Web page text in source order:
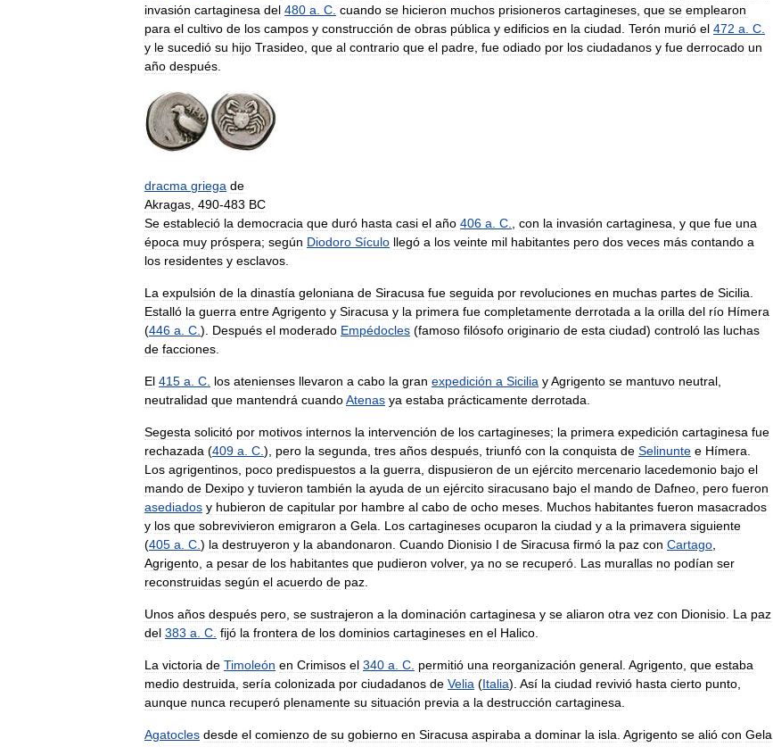
invasión cartaginesa del 480 a C cuando se hicieron muchos prisioneros cartagineses que se emplearon
para el cultivo de los campos y construcción de obras pública y edificios en la ciudad Terón murió el 472 a C
y le sucedió su hijo Trasideo que al contrario que el padre fue odiado por los ciudadanos y fue derrocado un
año después
dracma griega de
Akragas, 490-483 BC
Se estableció la democracia que duró hasta casi el año 406 a. C., con la invasión cartaginesa, y que fue una
época muy próspera; según Diodoro Sículo llegó a los veinte mil habitantes pero dos veces más contando a
los residentes y esclavos.
La expulsión de la dinastía geloniana de Siracusa fue seguida por revoluciones en muchas partes de Sicilia.
Estalló la guerra entreAgrigento y Siracusa y la primera fue completamente derrotada a la orilla del río Hímera
(446 a. C.). Después el moderado Empédocles (famoso filósofo originario de esta ciudad) controló las luchas
de facciones.
El 415 a. C. los atenienses llevaron a cabo la gran expedición a Sicilia yAgrigento se mantuvo neutral,
neutralidad que mantendrá cuandoAtenas ya estaba prácticamente derrotada.
Segesta solicitó por motivos internos la intervención de los cartagineses; la primera expedición cartaginesa fue
rechazada (409 a. C.), pero la segunda, tres años después, triunfó con la conquista de Selinunte e Hímera.
Los agrigentinos, poco predispuestos a la guerra, dispusieron de un ejército mercenario lacedemonio bajo el
mando de Dexipo y tuvieron también la ayuda de un ejército siracusano bajo el mando de Dafneo, pero fueron
asediados y hubieron de capitular por hambre al cabo de ocho meses. Muchos habitantes fueron masacrados
y los que sobrevivieron emigraron a Gela. Los cartagineses ocuparon la ciudad y a la primavera siguiente
(405 a. C.) la destruyeron y la abandonaron. Cuando Dionisio I de Siracusa firmó la paz con Cartago,
Agrigento, a pesar de los habitantes que pudieron volver, ya no se recuperó. Las murallas no podían ser
reconstruidas según el acuerdo de paz.
Unos años después pero, se sustrajeron a la dominación cartaginesa y se aliaron otra vez con Dionisio. La paz
del 383 a. C. fijó la frontera de los dominios cartagineses en el Halico.
La victoria de Timoleón en Crimisos el 340 a. C. permitió una reorganización general. Agrigento, que estaba
medio destruida, sería colonizada por ciudadanos de Velia (Italia). Así la ciudad revivió hasta cierto punto,
aunque nunca recuperó plenamente su situación previa a la destrucción cartaginesa.
Agatocles desde el comienzo de su gobierno en Siracusa aspiraba a dominar la isla. Agrigento se alió con Gela